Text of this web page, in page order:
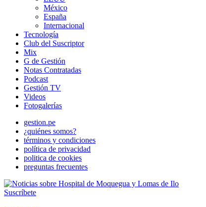
México
España
Internacional
Tecnología
Club del Suscriptor
Mix
G de Gestión
Notas Contratadas
Podcast
Gestión TV
Videos
Fotogalerías
gestion.pe
¿quiénes somos?
términos y condiciones
política de privacidad
politica de cookies
preguntas frecuentes
Suscríbete